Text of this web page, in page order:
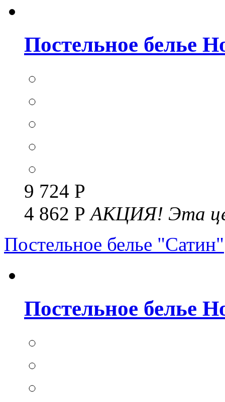
Постельное белье
9 724 Р
4 862 РАКЦИЯ! Эта
Постельное белье "Сатин"
Постельное белье